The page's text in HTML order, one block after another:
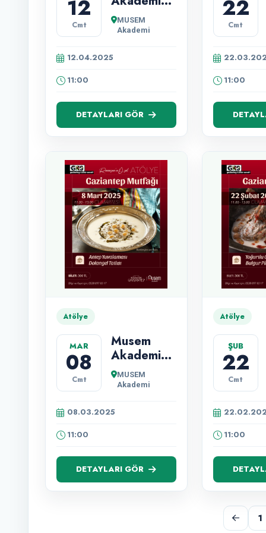
12
Cmt
‘Gaziantep
Mutfağı’
MUSEM
Akademi
12.04.2025
11:00
DETAYLARI GÖR
22
Cmt
11:00
Atölye
MAR
08
Cmt
Musem
Akademi
‘Gaziantep
Mutfağı’
Özel
MUSEM
Akademi
08.03.2025
11:00
DETAYLARI GÖR
Atölye
ŞUB
22
Cmt
11:00
1